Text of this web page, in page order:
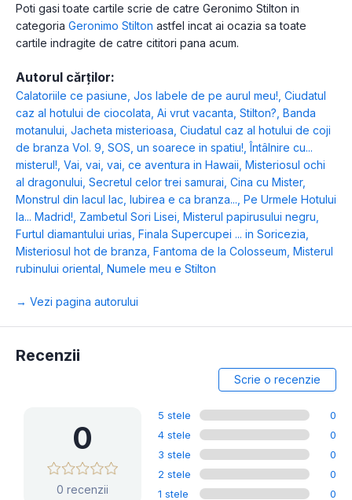
Poti gasi toate cartile scrie de catre Geronimo Stilton in
categoria Geronimo Stilton astfel incat ai ocazia sa toate
cartile indragite de catre cititori pana acum.
Autorul cărților:
Calatoriile ce pasiune Jos labele de pe aurul meu! Ciudatul
caz al hotului de ciocolata Ai vrut vacanta, Stilton? Banda
motanului Jacheta misterioasa Ciudatul caz al hotului de coji
de branza Vol. 9 SOS, un soarece in spatiu! ,Întâlnire cu...
misterul! Vai, vai, vai, ce aventura in Hawaii Misteriosul ochi
al dragonului Secretul celor trei samurai Cina cu Mister,
Monstrul din lacul lac Iubirea e ca branza... Pe Urmele Hotului
la... Madrid! Zambetul Sori Lisei Misterul papirusului negru
Furtul diamantului urias Finala Supercupei ... in Soricezia
Misteriosul hot de branza Fantoma de la Colosseum Misterul
rubinului oriental Numele meu e Stilton
→ Vezi pagina autorului
Recenzii
Scrie o recenzie
0
0 recenzii
5 stele
0
4 stele
0
3 stele
0
2 stele
0
1 stele
0